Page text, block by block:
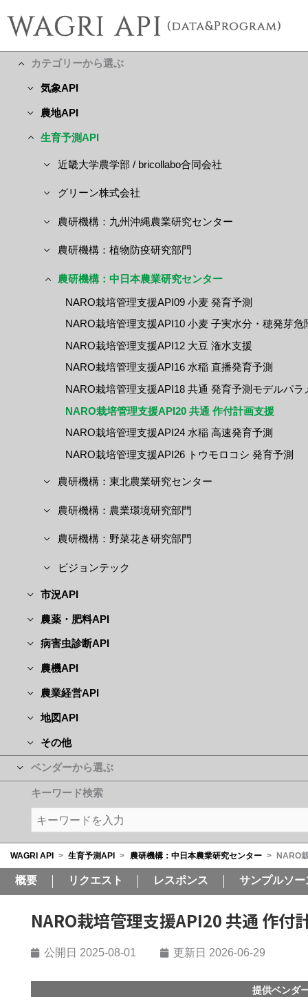
カテゴリーから選ぶ
気象API
農地API
生育予測API
近畿大学農学部 / bricollabo合同会社
グリーン株式会社
農研機構：九州沖縄農業研究センター
農研機構：植物防疫研究部門
農研機構：中日本農業研究センター
NARO栽培管理支援API09 小麦 発育予測
NARO栽培管理支援API10 小麦 子実水分・穂発芽危
NARO栽培管理支援API12 大豆 潅水支援
NARO栽培管理支援API16 水稲 直播発育予測
NARO栽培管理支援API18 共通 発育予測モデルパラ
NARO栽培管理支援API20 共通 作付計画支援
NARO栽培管理支援API24 水稲 高速発育予測
NARO栽培管理支援API26 トウモロコシ 発育予測
農研機構：東北農業研究センター
農研機構：農業環境研究部門
農研機構：野菜花き研究部門
ビジョンテック
市況API
農薬・肥料API
病害虫診断API
農機API
農業経営API
地図API
その他
ベンダーから選ぶ
キーワード検索
WAGRI API > 生育予測API > 農研機構：中日本農業研究センター > NARO
概要 リクエスト レスポンス サンプルソ
NARO栽培管理支援API20 共通 作付
公開日 2025-08-01 更新日 2026-06-29
提供ベンダ